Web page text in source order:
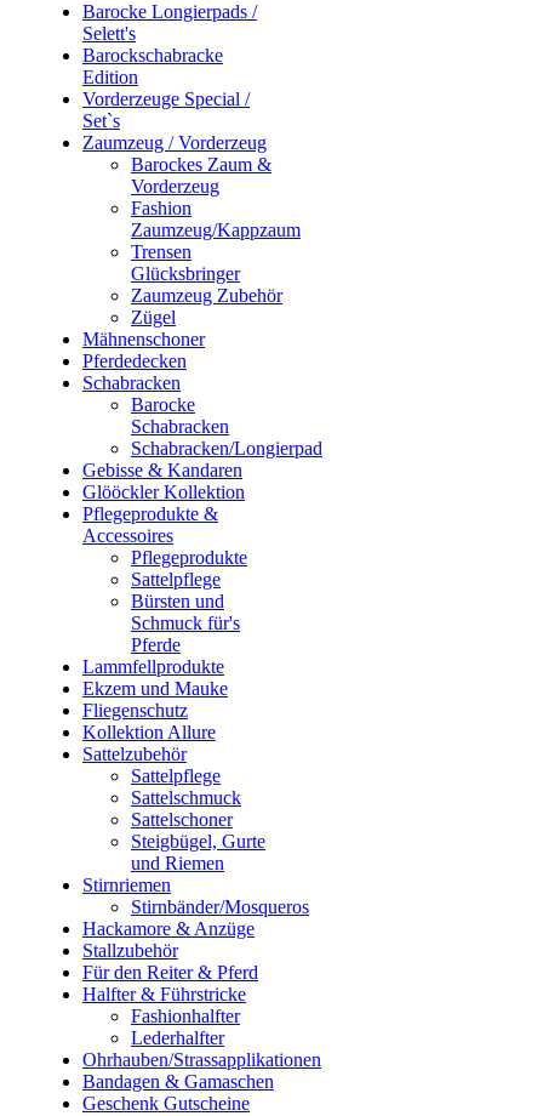
Barocke Longierpads /
Selett's
Barockschabracke
Edition
Vorderzeuge Special /
Set`s
Zaumzeug / Vorderzeug
Barockes Zaum &
Vorderzeug
Fashion
Zaumzeug/Kappzaum
Trensen
Glücksbringer
Zaumzeug Zubehör
Zügel
Mähnenschoner
Pferdedecken
Schabracken
Barocke
Schabracken
Schabracken/Longierpad
Gebisse & Kandaren
Glööckler Kollektion
Pflegeprodukte &
Accessoires
Pflegeprodukte
Sattelpflege
Bürsten und
Schmuck für's
Pferde
Lammfellprodukte
Ekzem und Mauke
Fliegenschutz
Kollektion Allure
Sattelzubehör
Sattelpflege
Sattelschmuck
Sattelschoner
Steigbügel, Gurte
und Riemen
Stirnriemen
Stirnbänder/Mosqueros
Hackamore & Anzüge
Stallzubehör
Für den Reiter & Pferd
Halfter & Führstricke
Fashionhalfter
Lederhalfter
Ohrhauben/Strassapplikationen
Bandagen & Gamaschen
Geschenk Gutscheine